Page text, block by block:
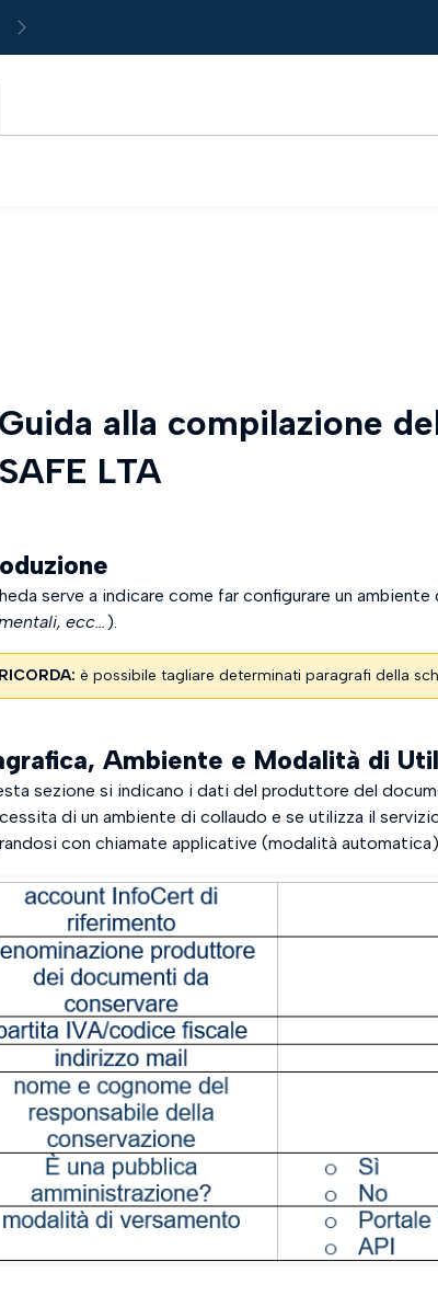
Next
Guida alla compilazione
LTA
serve a indicare come far configurare un
ecc… ).
RICORDA: è possibile tagliare determinati paragrafi della
Ambiente e Modalità di
sezione si indicano i dati del produttore del
di un ambiente di collaudo e se utilizza il
con chiamate applicative (modalità automatica).